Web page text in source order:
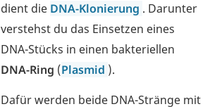
dient die DNA-Klonierung . Darunter
verstehst du das Einsetzen eines
DNA-Stücks in einen bakteriellen
DNA-Ring (Plasmid ).
Dafür werden beide DNA-Stränge mit